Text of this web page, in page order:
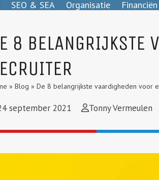
SEO & SEA Organisatie Financiën
8 BELANGRIJKSTE
»Blog »De 8 belangrijkste vaardigheden voor
september 2021 Tonny Vermeulen